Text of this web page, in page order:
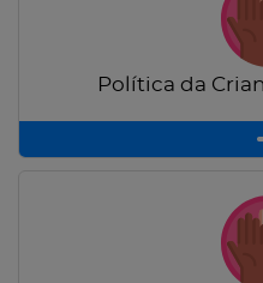
Política da